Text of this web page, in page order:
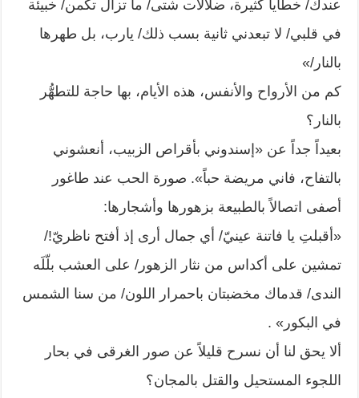
عندك/ خطايا كثيرة، ضلالات شتى/ ما تزال تكمن/ خبيئة
في قلبي/ لا تبعدني ثانية بسب ذلك/ يارب، بل طهرها
بالنار/»
كم من الأرواح والأنفس، هذه الأيام، بها حاجة للتطهُّر
بالنار؟
بعيداً جداً عن «إسندوني بأقراص الزبيب، أنعشوني
بالتفاح، فاني مريضة حباً». صورة الحب عند طاغور
أصفى اتصالاً بالطبيعة بزهورها وأشجارها:
«أقبلتِ يا فاتنة عينيّ/ أي جمال أرى إذ أفتح ناظريّ!/
تمشين على أكداس من نثار الزهور/ على العشب بلّلَه
الندى/ قدماك مخضبتان باحمرار اللون/ من سنا الشمس
في البكور» .
ألا يحق لنا أن نسرح قليلاً عن صور الغرقى في بحار
اللجوء المستحيل والقتل بالمجان؟